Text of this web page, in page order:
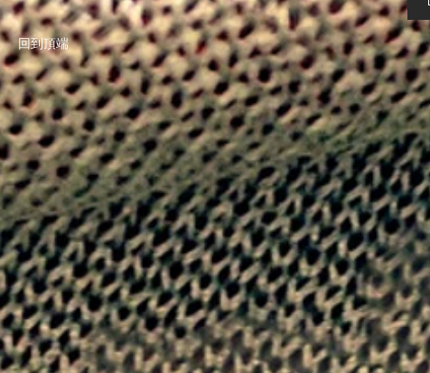
回到頂端